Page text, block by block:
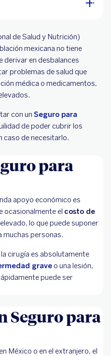
para Cirugía?
de un Seguro para
un Seguro para Cirugía
de Salud y Nutrición)
mexicana no tiene
derivar en desbalances
problemas de salud que
médica o medicamentos,
con un Seguro para
de poder cubrir los
caso de necesitarlo.
para
apoyo económico es
ocasionalmente el costo de
lo que puede suponer
muchas personas.
cirugía es absolutamente
grave o una lesión,
puede ser
Seguro para
México o en el extranjero, el